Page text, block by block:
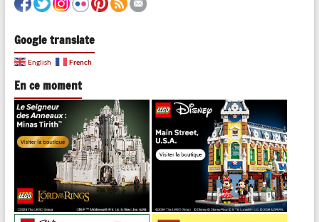
Google translate
English French
En ce moment